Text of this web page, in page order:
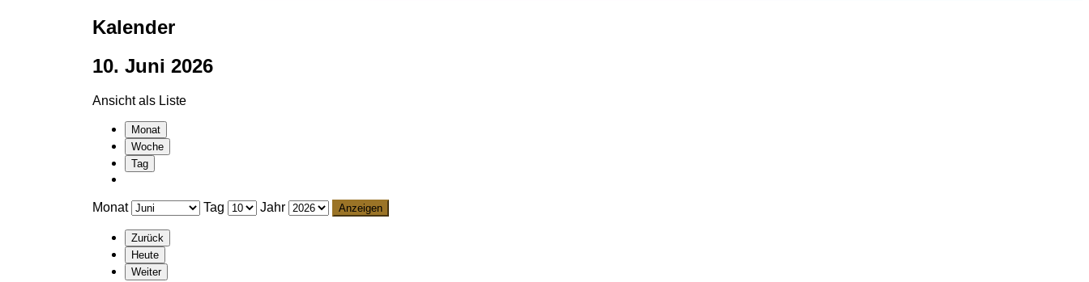
Kalender
10. Juni 2026
Ansicht als Liste
Monat
Woche
Tag
Monat Tag Jahr
Zurück
Heute
Weiter